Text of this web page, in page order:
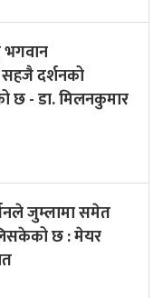
भगवान
दर्शनको
छ - डा. मिलनकुमार
जुम्लामा समेत
छ : मेयर